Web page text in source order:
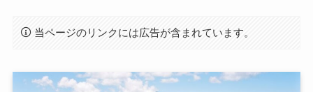
当ページのリンクには広告が含まれています。